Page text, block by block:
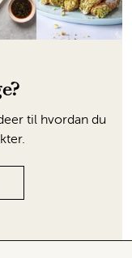
til hvordan du